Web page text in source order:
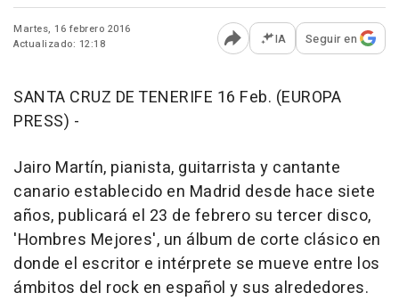
Martes, 16 febrero 2016
Actualizado: 12:18
Abrir opciones para
IA Seguir en
SANTA CRUZ DE TENERIFE 16 Feb. (EUROPA
PRESS) -
Jairo Martín, pianista, guitarrista y cantante
canario establecido en Madrid desde hace siete
años, publicará el 23 de febrero su tercer disco,
'Hombres Mejores', un álbum de corte clásico en
donde el escritor e intérprete se mueve entre los
ámbitos del rock en español y sus alrededores.